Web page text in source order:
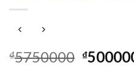
₫5750000 Giá
₫